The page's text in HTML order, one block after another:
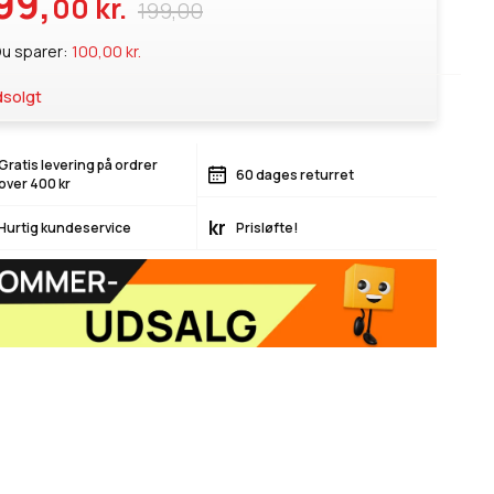
199,00
00 kr.
sparer: 100,00 kr.
levering på ordrer
400 kr
60 dages returret
kundeservice kr Prisløfte!